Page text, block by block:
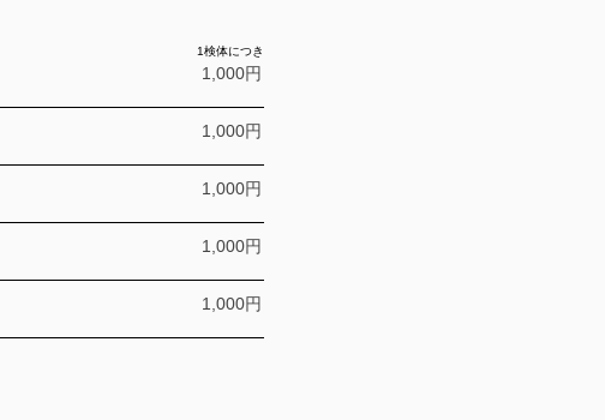
1検体につき
1,000円
1,000円
1,000円
1,000円
1,000円